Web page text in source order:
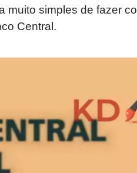
muito simples de fazer
Central.